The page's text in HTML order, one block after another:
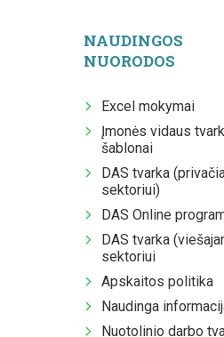
NAUDINGOS
NUORODOS
Excel mokymai
Įmonės vidaus
šablonai
DAS tvarka
sektoriui)
DAS Online
DAS tvarka
sektoriui
Apskaitos politika
Naudinga
Nuotolinio darbo